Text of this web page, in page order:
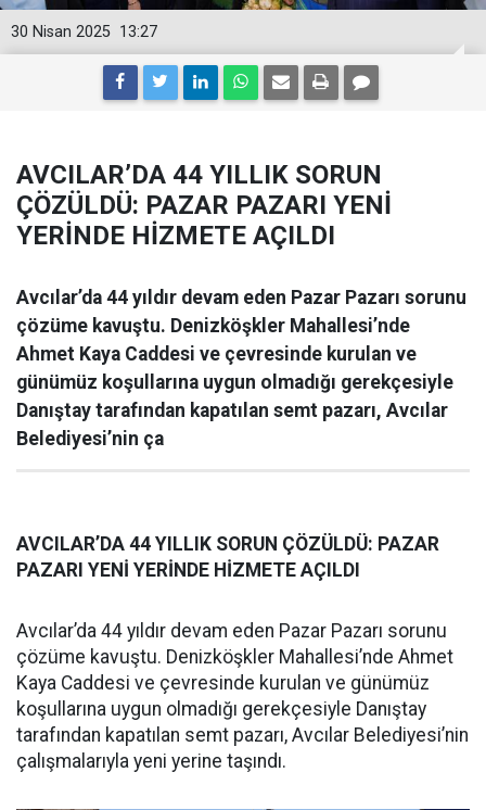
13:27
30 Nisan 2025
AVCILAR’DA 44 YILLIK SORUN
ÇÖZÜLDÜ: PAZAR PAZARI YENİ
YERİNDE HİZMETE AÇILDI
Avcılar’da 44 yıldır devam eden Pazar Pazarı sorunu
çözüme kavuştu. Denizköşkler Mahallesi’nde
Ahmet Kaya Caddesi ve çevresinde kurulan ve
günümüz koşullarına uygun olmadığı gerekçesiyle
Danıştay tarafından kapatılan semt pazarı, Avcılar
Belediyesi’nin ça
AVCILAR’DA 44 YILLIK SORUN ÇÖZÜLDÜ: PAZAR
PAZARI YENİ YERİNDE HİZMETE AÇILDI
Avcılar’da 44 yıldır devam eden Pazar Pazarı sorunu
çözüme kavuştu. Denizköşkler Mahallesi’nde Ahmet
Kaya Caddesi ve çevresinde kurulan ve günümüz
koşullarına uygun olmadığı gerekçesiyle Danıştay
tarafından kapatılan semt pazarı, Avcılar Belediyesi’nin
çalışmalarıyla yeni yerine taşındı.